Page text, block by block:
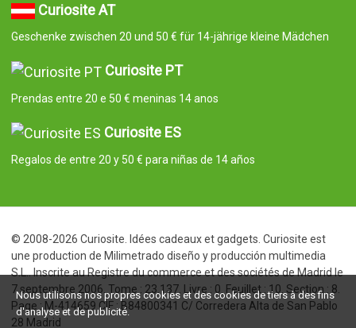
Curiosite AT
Geschenke zwischen 20 und 50 € für 14-jährige kleine Mädchen
Curiosite PT
Prendas entre 20 e 50 € meninas 14 anos
Curiosite ES
Regalos de entre 20 y 50 € para niñas de 14 años
© 2008-2026 Curiosite. Idées cadeaux et gadgets. Curiosite est
une production de Milimetrado diseño y producción multimedia
S.L.. Inscrite au Registre du commerce et des sociétés de Madrid le
7 septembre 2006. Tome : 23.137. Livre : 0. Feuillet : 10. Section : 8.
Page : M-414659 CIF : B84800341 C/ Corredera Alta de San Pablo
28 Madrid
Nous utilisons nos propres cookies et des cookies de tiers à des fins
d'analyse et de publicité.